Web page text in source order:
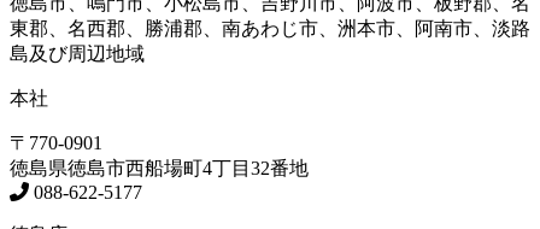
東郡、名西郡、勝浦郡、南あわじ市、洲本市、阿南市、淡路
島及び周辺地域
本社
〒770-0901
徳島県徳島市西船場町4丁目32番地
088-622-5177